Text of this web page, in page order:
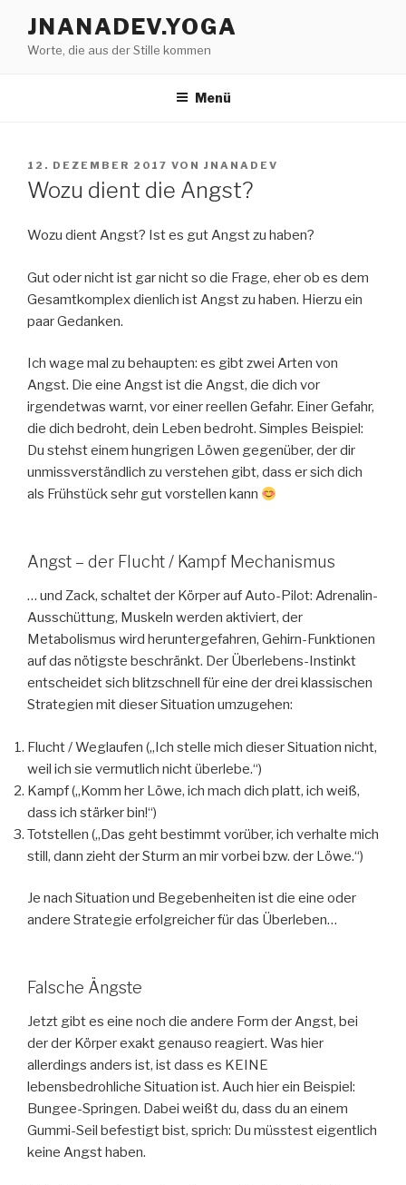
Inhalt
springen
JNANADEV.YOGA
Worte, die aus der Stille kommen
Menü
VERÖFFENTLICHT
AM
12. DEZEMBER 2017 VON JNANADEV
Wozu dient die Angst?
Wozu dient Angst? Ist es gut Angst zu haben?
Gut oder nicht ist gar nicht so die Frage, eher ob es dem
Gesamtkomplex dienlich ist Angst zu haben. Hierzu ein
paar Gedanken.
Ich wage mal zu behaupten: es gibt zwei Arten von
Angst. Die eine Angst ist die Angst, die dich vor
irgendetwas warnt, vor einer reellen Gefahr. Einer Gefahr,
die dich bedroht, dein Leben bedroht. Simples Beispiel:
Du stehst einem hungrigen Löwen gegenüber, der dir
unmissverständlich zu verstehen gibt, dass er sich dich
als Frühstück sehr gut vorstellen kann
Angst – der Flucht / Kampf Mechanismus
… und Zack, schaltet der Körper auf Auto-Pilot: Adrenalin-
Ausschüttung, Muskeln werden aktiviert, der
Metabolismus wird heruntergefahren, Gehirn-Funktionen
auf das nötigste beschränkt. Der Überlebens-Instinkt
entscheidet sich blitzschnell für eine der drei klassischen
Strategien mit dieser Situation umzugehen:
Flucht / Weglaufen („Ich stelle mich dieser Situation nicht,
weil ich sie vermutlich nicht überlebe.“)
Kampf („Komm her Löwe, ich mach dich platt, ich weiß,
dass ich stärker bin!“)
Totstellen („Das geht bestimmt vorüber, ich verhalte mich
still, dann zieht der Sturm an mir vorbei bzw. der Löwe.“)
Je nach Situation und Begebenheiten ist die eine oder
andere Strategie erfolgreicher für das Überleben…
Falsche Ängste
Jetzt gibt es eine noch die andere Form der Angst, bei
der der Körper exakt genauso reagiert. Was hier
allerdings anders ist, ist dass es KEINE
lebensbedrohliche Situation ist. Auch hier ein Beispiel:
Bungee-Springen. Dabei weißt du, dass du an einem
Gummi-Seil befestigt bist, sprich: Du müsstest eigentlich
keine Angst haben.